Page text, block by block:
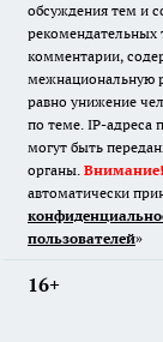
обсуждения тем и
рекомендательных
комментарии,
межнациональную
равно унижение
по теме. IP-адреса
могут быть
органы. Внимание!
автоматически
пользователей»
16+